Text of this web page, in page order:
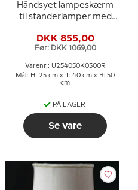
Håndsyet lampeskærm
til standerlamper med
cm i højden, lys grøn
silke stof
DKK 855,00
Før: DKK 1069,00
Varenr.: U254050K0300R
Mål: H: 25 cm x T: 40 cm x B: 50
cm
PÅ LAGER
Se vare